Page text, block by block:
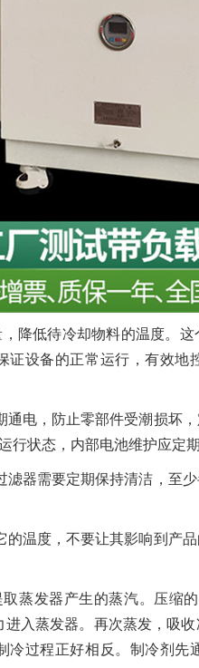
降低待冷却物料的温度。这
设备的正常运行，有效地
电，防止零部件受潮损坏
状态，内部电池维护应定期
器需要定期保持清洁，至
温度，不要让其影响到产
蒸发器产生的蒸汽。压缩
入蒸发器。再次蒸发，吸
过程正好相反。制冷剂先